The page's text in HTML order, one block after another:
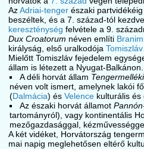
AzAdriai-tenger északi
beszéltek, és a 7. század-tól
kereszténység felvétele a 9.
Dux Croatorum néven említi
királyság, első uralkodója Tomiszláv
Mielőtt Tomiszláv fejedelem
állam is létezett a Nyugat-Balkánon.
A déli horvát állam
néven volt ismert, amelynek lakói
(Dalmácia) és Velence kulturális és
Az északi horvát államot
tartományról), vagy kontinentális
mezőgazdasággal,
A két vidéket, Horvátország
mai napig meglehetősen eltérő